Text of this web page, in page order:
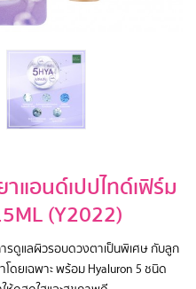
าแอนด์เปปไทด์เฟิร์ม
(Y2022)
ารดูแลผิวรอบดวงตาเป็นพิเศษ กับลูก
ยเฉพาะ พร้อม Hyaluron 5 ชนิด